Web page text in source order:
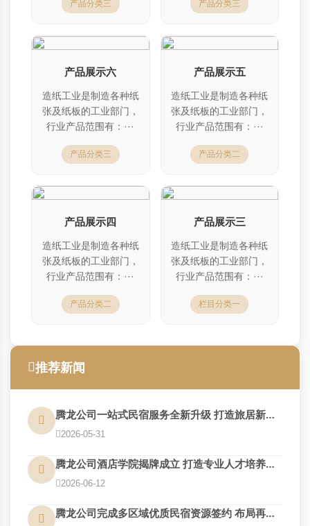
产品分类三 产品分类三
产品展示六
造纸工业是制造各种纸
张及纸板的工业部门，
行业产品范围有：···
产品分类三
产品展示五
造纸工业是制造各种纸
张及纸板的工业部门，
行业产品范围有：···
产品分类二
产品展示四
造纸工业是制造各种纸
张及纸板的工业部门，
行业产品范围有：···
产品分类二
产品展示三
造纸工业是制造各种纸
张及纸板的工业部门，
行业产品范围有：···
栏目分类一
推荐新闻
腾龙公司一站式民宿服务全新升级 打造旅居新体验
2026-05-31
腾龙公司酒店学院揭牌成立 打造专业人才培养基地
2026-06-12
腾龙公司完成多区域优质民宿资源签约 布局再扩围